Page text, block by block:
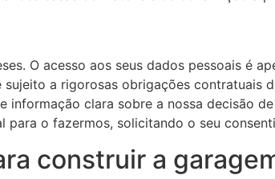
O acesso aos seus dados pessoais é
a rigorosas obrigações contratuais
clara sobre a nossa decisão
o fazermos, solicitando o seu
construir a